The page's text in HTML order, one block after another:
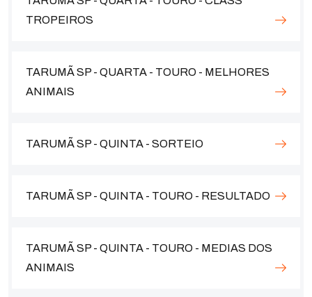
TROPEIROS
TARUMÃ SP - QUARTA - TOURO - MELHORES
ANIMAIS
TARUMÃ SP - QUINTA - SORTEIO
TARUMÃ SP - QUINTA - TOURO - RESULTADO
TARUMÃ SP - QUINTA - TOURO - MEDIAS DOS
ANIMAIS